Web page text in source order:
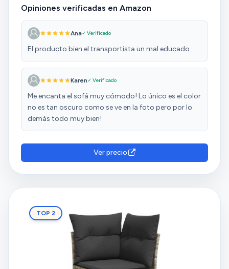
Opiniones verificadas en Amazon
Ana✓ Verificado
El producto bien el transportista un mal educado
Karen✓ Verificado
Me encanta el sofá muy cómodo! Lo único es el color
no es tan oscuro como se ve en la foto pero por lo
demás todo muy bien!
Ver precio
TOP 2